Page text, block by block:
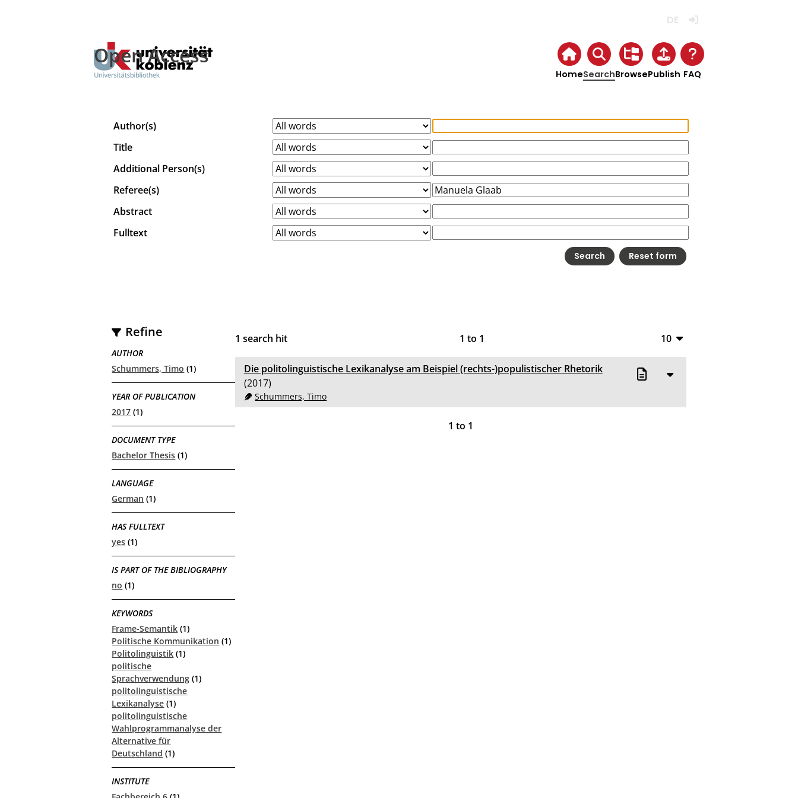
Open Access
HomeSearchBrowsePublish FAQ
Author(s)
Title
Additional Person(s)
Referee(s)
Abstract
Fulltext
Refine
AUTHOR
Schummers, Timo (1)
YEAR OF PUBLICATION
2017 (1)
DOCUMENT TYPE
Bachelor Thesis (1)
LANGUAGE
German (1)
HAS FULLTEXT
yes (1)
IS PART OF THE BIBLIOGRAPHY
no (1)
KEYWORDS
Frame-Semantik (1)
Politische Kommunikation (1)
Politolinguistik (1)
politische
Sprachverwendung (1)
politolinguistische
Lexikanalyse (1)
politolinguistische
Wahlprogrammanalyse der
Alternative für
Deutschland (1)
INSTITUTE
1 search hit 1 to 1
10
10
20
50
Die politolinguistische Lexikanalyse am Beispiel (rechts-)populistischer Rhetorik
(2017)
Schummers, Timo
1 to 1